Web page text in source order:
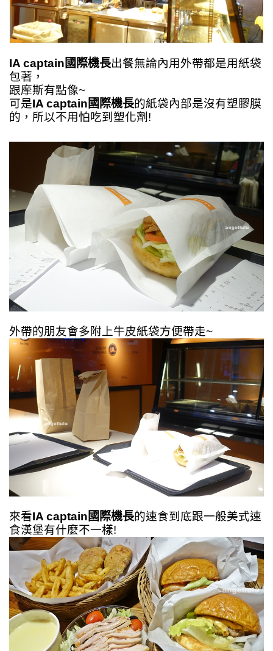
IA captain國際機長出餐無論內用外帶都是用紙袋
包著，
跟摩斯有點像~
可是IA captain國際機長的紙袋內部是沒有塑膠膜
的，所以不用怕吃到塑化劑!
外帶的朋友會多附上牛皮紙袋方便帶走~
來看IA captain國際機長的速食到底跟一般美式速
食漢堡有什麼不一樣!